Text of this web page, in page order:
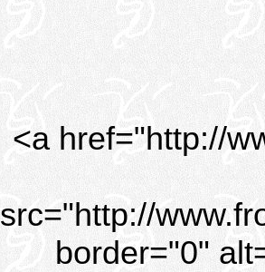
<a href="http://
src="http://
border="0"